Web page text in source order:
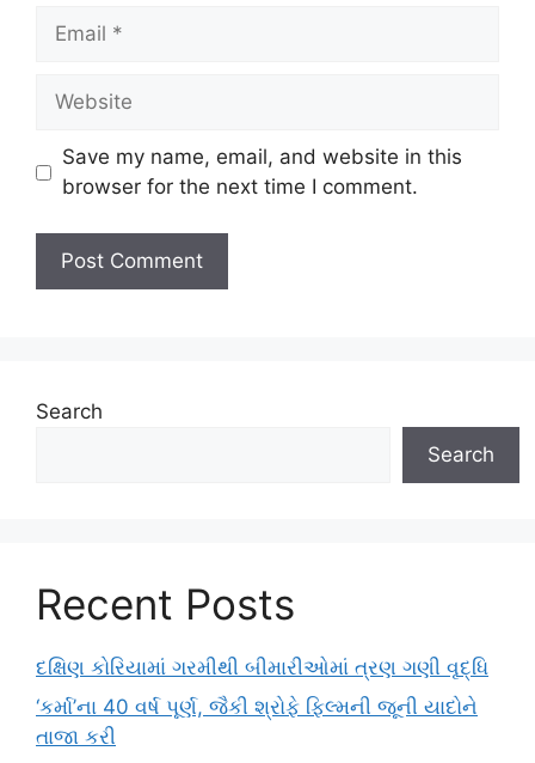
Email
Website
Save my name, email, and website in this
browser for the next time I comment.
Search
Search
Recent Posts
દક્ષિણ કોરિયામાં ગરમીથી બીમારીઓમાં ત્રણ ગણી વૃદ્ધિ
‘કર્મા’ના 40 વર્ષ પૂર્ણ, જૈકી શ્રોફે ફિલ્મની જૂની યાદોને
તાજા કરી